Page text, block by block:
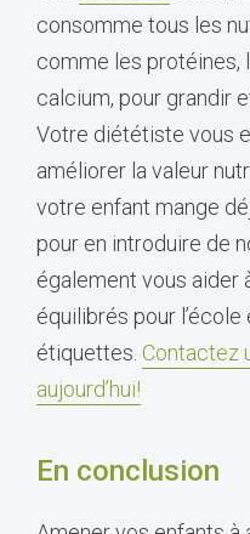
consomme tous les
comme les protéines,
calcium, pour grandir
Votre diététiste vous
améliorer la valeur
votre enfant mange
pour en introduire de
également vous aider
équilibrés pour
étiquettes. Contactez
aujourd’hui!
En conclusion